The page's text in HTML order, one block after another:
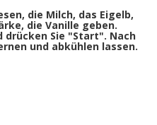
die Milch, das Eigelb,
die Vanille geben.
drücken Sie "Start". Nach
und abkühlen lassen.